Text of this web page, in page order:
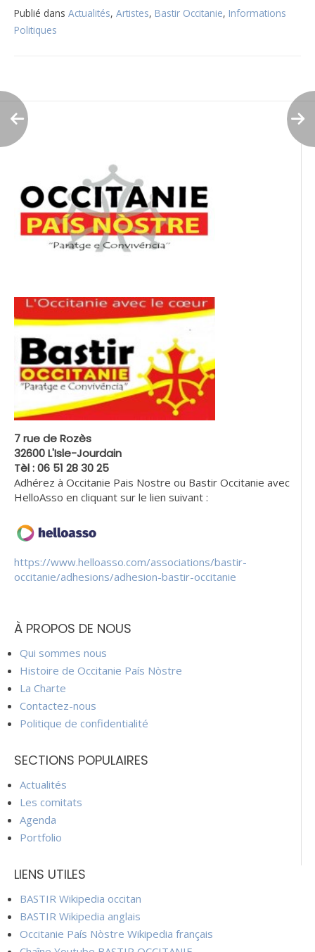
Publié dans Actualités, Artistes, Bastir Occitanie, Informations
Politiques
de
l’article
7 rue de Rozès
32600 L'Isle-Jourdain
Tèl : 06 51 28 30 25
Adhérez à Occitanie Pais Nostre ou Bastir Occitanie avec
HelloAsso en cliquant sur le lien suivant :
https://www.helloasso.com/associations/bastir-
occitanie/adhesions/adhesion-bastir-occitanie
À PROPOS DE NOUS
Qui sommes nous
Histoire de Occitanie País Nòstre
La Charte
Contactez-nous
Politique de confidentialité
SECTIONS POPULAIRES
Actualités
Les comitats
Agenda
Portfolio
LIENS UTILES
BASTIR Wikipedia occitan
BASTIR Wikipedia anglais
Occitanie País Nòstre Wikipedia français